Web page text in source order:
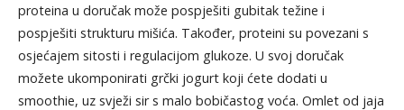
proteina u doručak može pospješiti gubitak težine i
pospješiti strukturu mišića. Također, proteini su povezani s
osjećajem sitosti i regulacijom glukoze. U svoj doručak
možete ukomponirati grčki jogurt koji ćete dodati u
smoothie, uz svježi sir s malo bobičastog voća. Omlet od jaja